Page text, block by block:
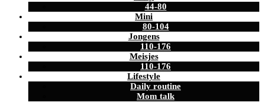
44-80
Mini
80-104
Jongens
110-176
Meisjes
110-176
Lifestyle
Daily routine
Mom talk